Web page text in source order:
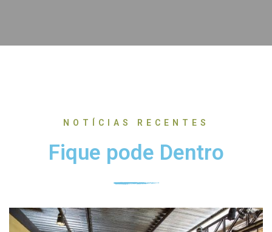
NOTÍCIAS RECENTES
Fique pode Dentro